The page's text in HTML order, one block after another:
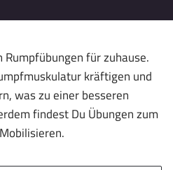
für zuhause.
kräftigen und
was zu einer besseren
findest Du Übungen zum